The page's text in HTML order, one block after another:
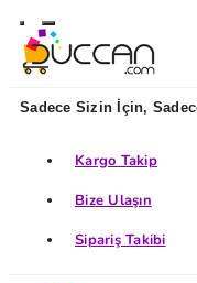
Sadece Sizin İçin,
Kargo Takip
Bize Ulaşın
Sipariş Takibi